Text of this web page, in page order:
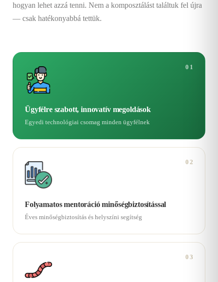
hogyan lehet azzá tenni. Nem a komposztálást találtuk fel újra
— csak hatékonyabbá tettük.
01
Ügyfélre szabott, innovatív megoldások
Egyedi technológiai csomag minden ügyfélnek
02
Folyamatos mentoráció minőségbiztosítással
Éves minőségbiztosítás és helyszíni segítség
03